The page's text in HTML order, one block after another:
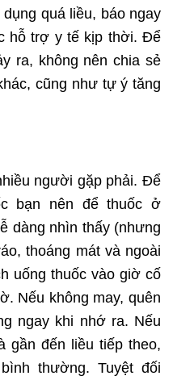
quá liều, báo ngay
hỗ trợ y tế kịp thời. Để
ra, không nên chia sẻ
cũng như tự ý tăng
người gặp phải. Để
bạn nên để thuốc ở
dàng nhìn thấy (nhưng
thoáng mát và ngoài
uống thuốc vào giờ cố
Nếu không may, quên
ngay khi nhớ ra. Nếu
gần đến liều tiếp theo,
thường. Tuyệt đối